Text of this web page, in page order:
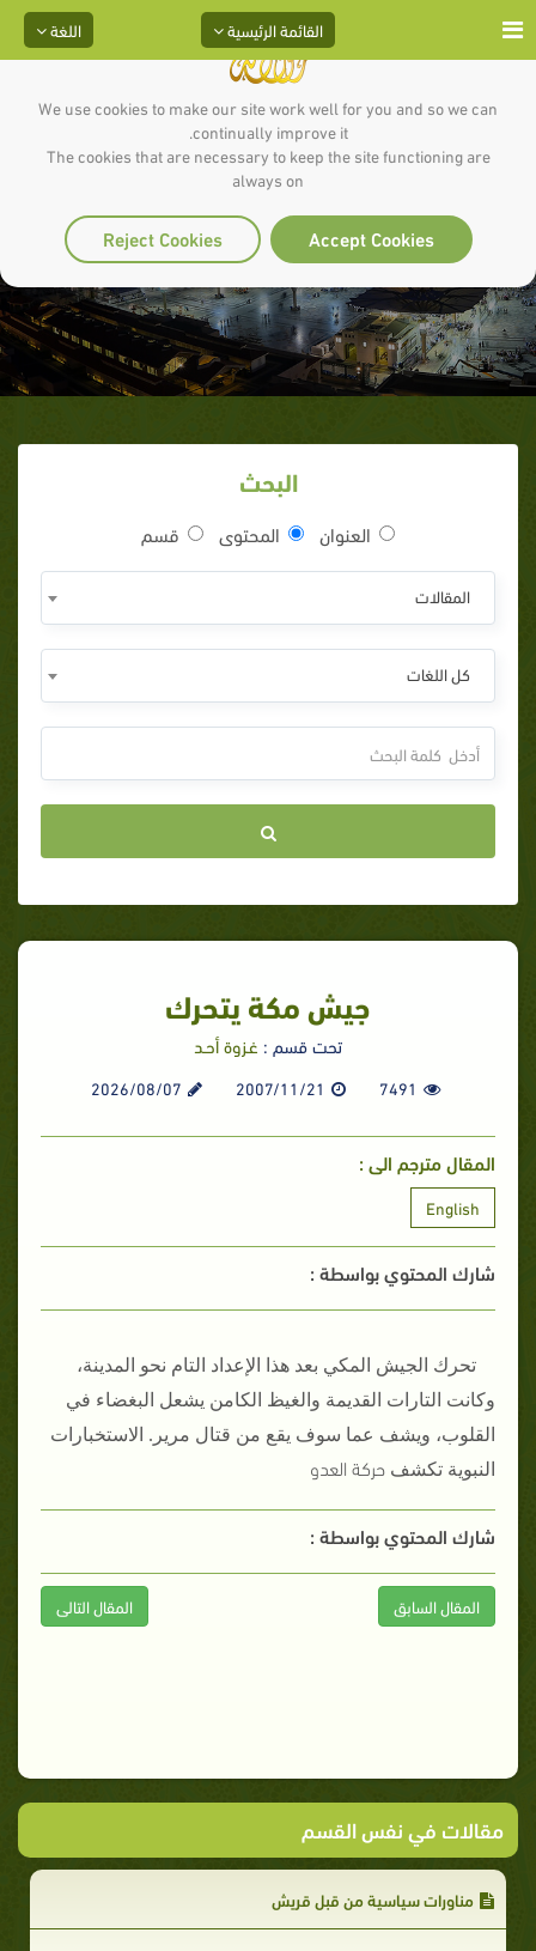
We use cookies to make our site work well for you and so we can
continually improve it.
The cookies that are necessary to keep the site functioning are
always on
Accept Cookies
Reject Cookies
اللغة القائمة الرئيسية
جيش مكة يتحرك‏
البحث
العنوان المحتوى قسم
المقالات
كل اللغات
جيش مكة يتحرك‏
تحت قسم : غـزوة أحـد
7491
2007/11/21
2026/08/07
المقال مترجم الى :
English
شارك المحتوي بواسطة :
تحرك الجيش المكي بعد هذا الإعداد التام نحو المدينة،
وكانت التارات القديمة والغيظ الكامن يشعل البغضاء في
القلوب، ويشف عما سوف يقع من قتال مرير‏.‏ الاستخبارات
النبوية تكشف حركة العدو
شارك المحتوي بواسطة :
المقال السابق المقال التالى
مقالات في نفس القسم
مناورات سياسية من قبل قريش‏